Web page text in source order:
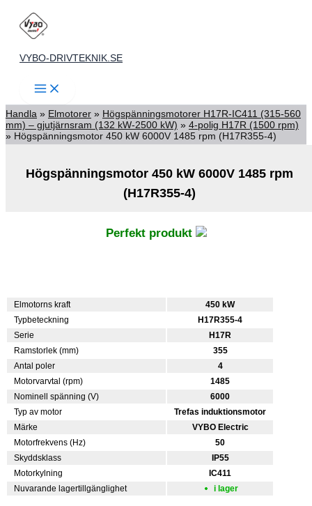
Hoppa
innehåll
VYBO-DRIVTEKNIK.SE
Handla » Elmotorer » Högspänningsmotorer H17R-IC411 (315-560
mm) – gjutjärnsram (132 kW-2500 kW) » 4-polig H17R (1500 rpm)
» Högspänningsmotor 450 kW 6000V 1485 rpm (H17R355-4)
Högspänningsmotor 450 kW 6000V 1485 rpm
(H17R355-4)
Perfekt produkt
Elmotorns kraft
450 kW
Typbeteckning
H17R355-4
Serie
H17R
Ramstorlek (mm)
355
Antal poler
4
Motorvarvtal (rpm)
1485
Nominell spänning (V)
6000
Typ av motor
Trefas induktionsmotor
Märke
VYBO Electric
Motorfrekvens (Hz)
50
Skyddsklass
IP55
Motorkylning
IC411
Nuvarande lagertillgänglighet
i lager